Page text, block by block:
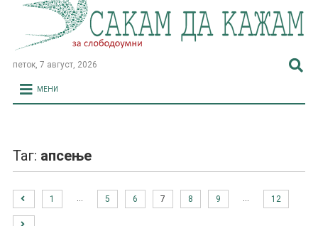
петок, 7 август, 2026
МЕНИ
Таг: апсење
1 5 6 7 8 9 12